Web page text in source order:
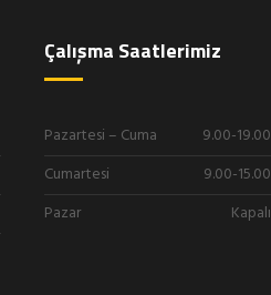
Çalışma Saatlerimiz
Pazartesi – Cuma
9.00-19.00
Cumartesi
9.00-15.00
Pazar
Kapalı